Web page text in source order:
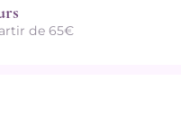
de 65€